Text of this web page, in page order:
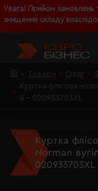
Увага! Прийом замовлень
знищення складу
Товари Одяг
Куртка флісова
й - 020933703XL
Куртка
Norman
020933703XL